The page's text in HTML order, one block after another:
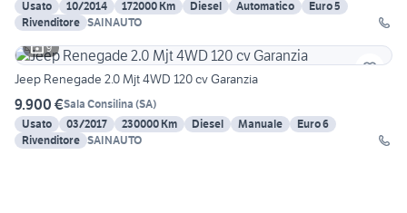
Usato
10/2014 172000 Km Diesel Automatico
Euro 5
Rivenditore SAINAUTO
9
Jeep Renegade 2.0 Mjt 4WD 120 cv Garanzia
9.900 €Sala Consilina (SA)
Usato
03/2017 230000 Km Diesel Manuale
Euro 6
Rivenditore SAINAUTO